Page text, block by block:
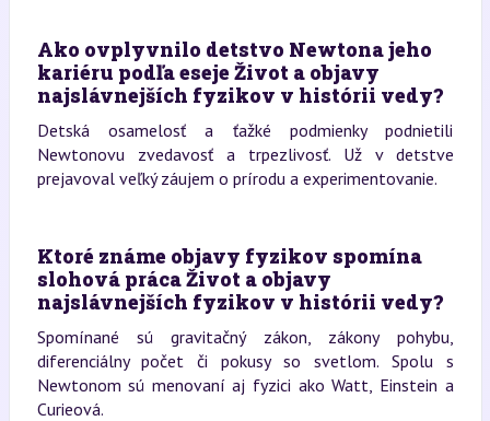
Ako ovplyvnilo detstvo Newtona jeho
kariéru podľa eseje Život a objavy
najslávnejších fyzikov v histórii vedy?
Detská osamelosť a ťažké podmienky podnietili
Newtonovu zvedavosť a trpezlivosť. Už v detstve
prejavoval veľký záujem o prírodu a experimentovanie.
Ktoré známe objavy fyzikov spomína
slohová práca Život a objavy
najslávnejších fyzikov v histórii vedy?
Spomínané sú gravitačný zákon, zákony pohybu,
diferenciálny počet či pokusy so svetlom. Spolu s
Newtonom sú menovaní aj fyzici ako Watt, Einstein a
Curieová.